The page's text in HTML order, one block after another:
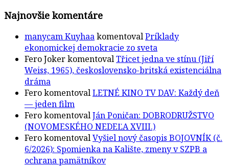
Najnovšie komentáre
manycam KuyhaakomentovalPríklady
ekonomickej demokracie zo sveta
Fero JokerkomentovalTřicet jedna ve stínu (Jiří
Weiss, 1965), československo-britská existenciálna
dráma
FerokomentovalLETNÉ KINO TV DAV: Každý deň
— jeden film
FerokomentovalJán Poničan: DOBRODRUŽSTVO
(NOVOMESKÉHO NEDEĽA XVIII.)
FerokomentovalVyšiel nový časopis BOJOVNÍK (č.
6/2026): Spomienka na Kalište, zmeny v SZPB a
ochrana pamätníkov